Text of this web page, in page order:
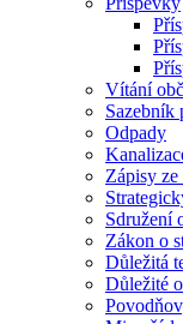
Vítání
Sazebník
Odpady
Zápisy ze
Sdružení
Zákon o
Důležitá
Důležité